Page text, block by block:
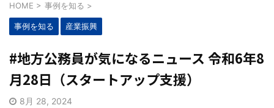
HOME > 事例を知る >
事例を知る 産業振興
#地方公務員が気になるニュース 令和6年8
月28日（スタートアップ支援）
8月 28, 2024